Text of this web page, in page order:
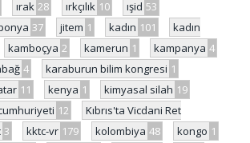
ırak 28 ırkçılık 10 ışid 53
37 jitem 1 kadın 101
kadın
kamboçya 2 kamerun 1 kampanya 4
4 karaburun bilim kongresi 1
11 kenya 1 kimyasal silah 19
12
Kıbrıs'ta Vicdani Ret
3 kktc-vr 179 kolombiya 48 kongo 1